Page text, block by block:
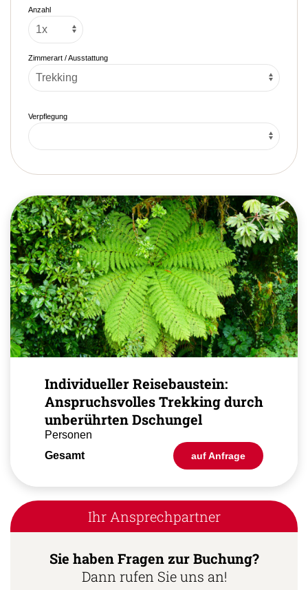
Anzahl
Zimmerart / Ausstattung
Verpflegung
Individueller Reisebaustein:
Anspruchsvolles Trekking durch
unberührten Dschungel
Personen
Gesamt
auf Anfrage
Ihr Ansprechpartner
Sie haben Fragen zur Buchung?
Dann rufen Sie uns an!